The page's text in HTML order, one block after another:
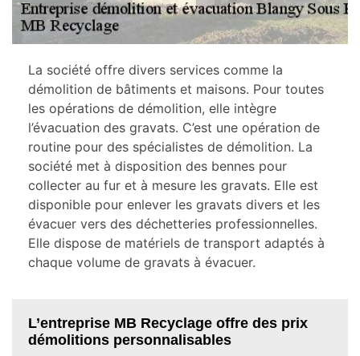
La société offre divers services comme la
démolition de bâtiments et maisons. Pour toutes
les opérations de démolition, elle intègre
l’évacuation des gravats. C’est une opération de
routine pour des spécialistes de démolition. La
société met à disposition des bennes pour
collecter au fur et à mesure les gravats. Elle est
disponible pour enlever les gravats divers et les
évacuer vers des déchetteries professionnelles.
Elle dispose de matériels de transport adaptés à
chaque volume de gravats à évacuer.
L’entreprise MB Recyclage offre des prix
démolitions personnalisables